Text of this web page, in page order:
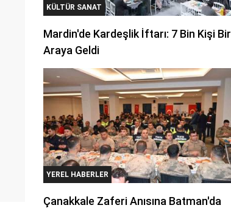
KÜLTÜR SANAT
Mardin'de Kardeşlik İftarı: 7 Bin Kişi Bir
Araya Geldi
YEREL HABERLER
Çanakkale Zaferi Anısına Batman'da